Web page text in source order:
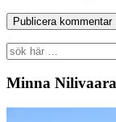
Search
for:
Minna